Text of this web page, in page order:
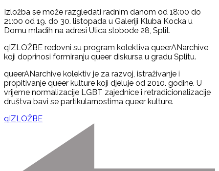
Izložba se može razgledati radnim danom od 18:00 do
21:00 od 19. do 30. listopada u Galeriji Kluba Kocka u
Domu mladih na adresi Ulica slobode 28, Split.
qIZLOŽBE redovni su program kolektiva queerANarchive
koji doprinosi formiranju queer diskursa u gradu Splitu.
queerANarchive kolektiv je za razvoj, istraživanje i
propitivanje queer kulture koji djeluje od 2010. godine. U
vrijeme normalizacije LGBT zajednice i retradicionalizacije
društva bavi se partikularnostima queer kulture.
qIZLOŽBE